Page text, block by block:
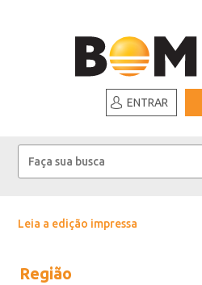
ENTRAR
Leia a edição impressa
Região